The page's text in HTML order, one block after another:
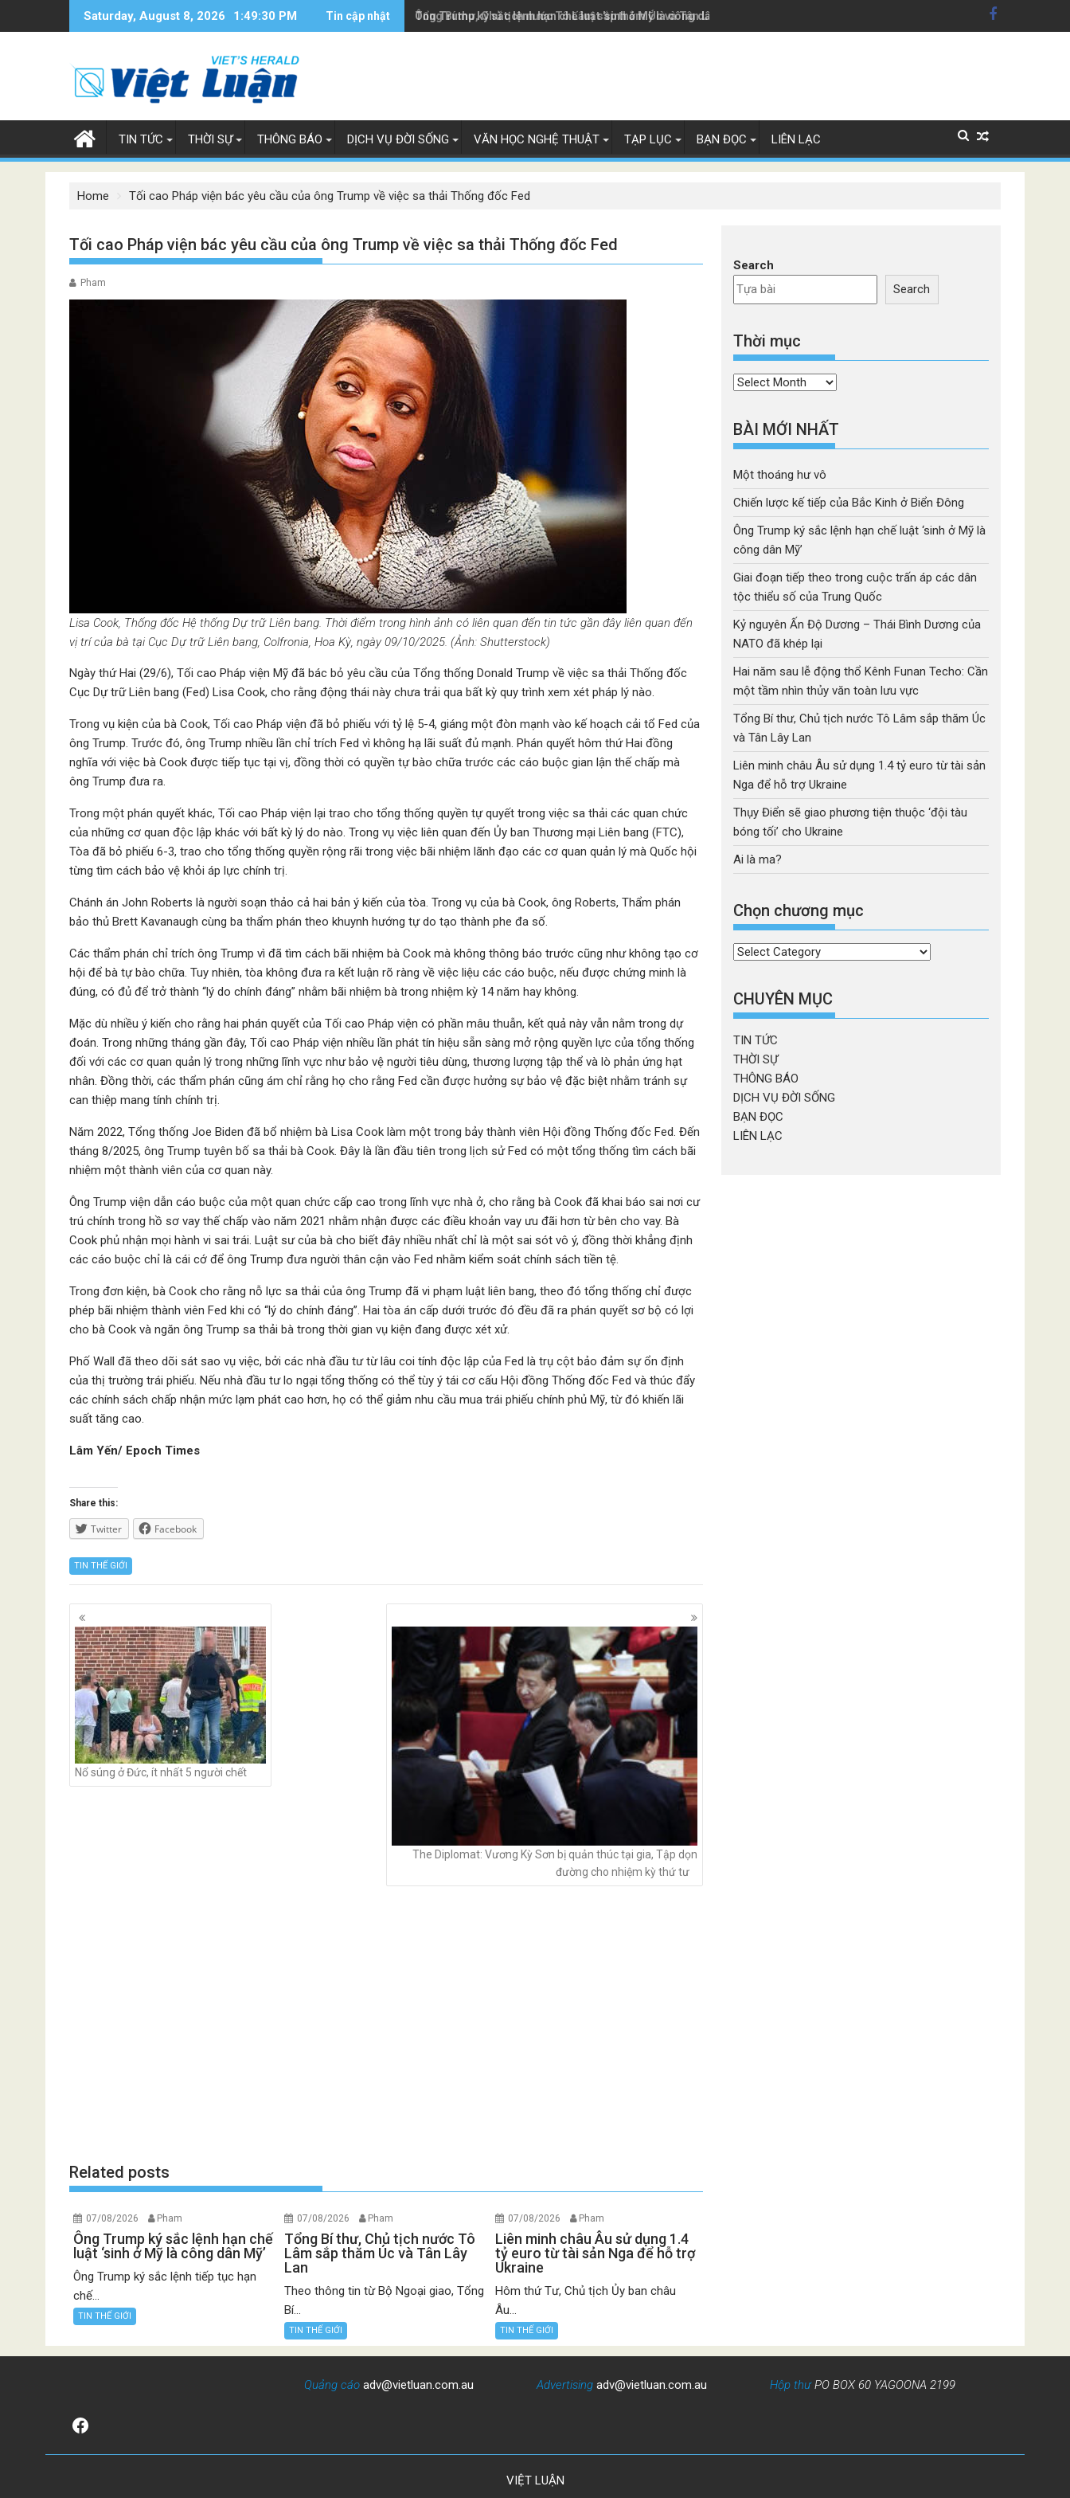
Saturday, August 8, 2026 1:49:31 PM Tin cập nhật Ông Trump ký sắc lệnh hạn chế luật 'sinh ở Mỹ là công dân Mỹ'
Tổng Bí thư, Chủ tịch nước Tô Lâm sắp thăm Úc và Tân Lây Lan
TIN TỨC THỜI SỰ THÔNG BÁO DỊCH VỤ ĐỜI SỐNG VĂN HỌC NGHỆ THUẬT TẠP LỤC BẠN ĐỌC LIÊN LẠC
Home Tối cao Pháp viện bác yêu cầu của ông Trump về việc sa thải Thống đốc Fed
Tối cao Pháp viện bác yêu cầu của ông Trump về việc sa thải Thống đốc Fed
Pham
Lisa Cook, Thống đốc Hệ thống Dự trữ Liên bang. Thời điểm trong hình ảnh có liên quan đến tin tức gần đây liên quan đến
vị trí của bà tại Cục Dự trữ Liên bang, Colfronia, Hoa Kỳ, ngày 09/10/2025. (Ảnh: Shutterstock)
Ngày thứ Hai (29/6), Tối cao Pháp viện Mỹ đã bác bỏ yêu cầu của Tổng thống Donald Trump về việc sa thải Thống đốc
Cục Dự trữ Liên bang (Fed) Lisa Cook, cho rằng động thái này chưa trải qua bất kỳ quy trình xem xét pháp lý nào.
Trong vụ kiện của bà Cook, Tối cao Pháp viện đã bỏ phiếu với tỷ lệ 5-4, giáng một đòn mạnh vào kế hoạch cải tổ Fed của
ông Trump. Trước đó, ông Trump nhiều lần chỉ trích Fed vì không hạ lãi suất đủ mạnh. Phán quyết hôm thứ Hai đồng
nghĩa với việc bà Cook được tiếp tục tại vị, đồng thời có quyền tự bào chữa trước các cáo buộc gian lận thế chấp mà
ông Trump đưa ra.
Trong một phán quyết khác, Tối cao Pháp viện lại trao cho tổng thống quyền tự quyết trong việc sa thải các quan chức
của những cơ quan độc lập khác với bất kỳ lý do nào. Trong vụ việc liên quan đến Ủy ban Thương mại Liên bang (FTC),
Tòa đã bỏ phiếu 6-3, trao cho tổng thống quyền rộng rãi trong việc bãi nhiệm lãnh đạo các cơ quan quản lý mà Quốc hội
từng tìm cách bảo vệ khỏi áp lực chính trị.
Chánh án John Roberts là người soạn thảo cả hai bản ý kiến của tòa. Trong vụ của bà Cook, ông Roberts, Thẩm phán
bảo thủ Brett Kavanaugh cùng ba thẩm phán theo khuynh hướng tự do tạo thành phe đa số.
Các thẩm phán chỉ trích ông Trump vì đã tìm cách bãi nhiệm bà Cook mà không thông báo trước cũng như không tạo cơ
hội để bà tự bào chữa. Tuy nhiên, tòa không đưa ra kết luận rõ ràng về việc liệu các cáo buộc, nếu được chứng minh là
đúng, có đủ để trở thành “lý do chính đáng” nhằm bãi nhiệm bà trong nhiệm kỳ 14 năm hay không.
Mặc dù nhiều ý kiến cho rằng hai phán quyết của Tối cao Pháp viện có phần mâu thuẫn, kết quả này vẫn nằm trong dự
đoán. Trong những tháng gần đây, Tối cao Pháp viện nhiều lần phát tín hiệu sẵn sàng mở rộng quyền lực của tổng thống
đối với các cơ quan quản lý trong những lĩnh vực như bảo vệ người tiêu dùng, thương lượng tập thể và lò phản ứng hạt
nhân. Đồng thời, các thẩm phán cũng ám chỉ rằng họ cho rằng Fed cần được hưởng sự bảo vệ đặc biệt nhằm tránh sự
can thiệp mang tính chính trị.
Năm 2022, Tổng thống Joe Biden đã bổ nhiệm bà Lisa Cook làm một trong bảy thành viên Hội đồng Thống đốc Fed. Đến
tháng 8/2025, ông Trump tuyên bố sa thải bà Cook. Đây là lần đầu tiên trong lịch sử Fed có một tổng thống tìm cách bãi
nhiệm một thành viên của cơ quan này.
Ông Trump viện dẫn cáo buộc của một quan chức cấp cao trong lĩnh vực nhà ở, cho rằng bà Cook đã khai báo sai nơi cư
trú chính trong hồ sơ vay thế chấp vào năm 2021 nhằm nhận được các điều khoản vay ưu đãi hơn từ bên cho vay. Bà
Cook phủ nhận mọi hành vi sai trái. Luật sư của bà cho biết đây nhiều nhất chỉ là một sai sót vô ý, đồng thời khẳng định
các cáo buộc chỉ là cái cớ để ông Trump đưa người thân cận vào Fed nhằm kiểm soát chính sách tiền tệ.
Trong đơn kiện, bà Cook cho rằng nỗ lực sa thải của ông Trump đã vi phạm luật liên bang, theo đó tổng thống chỉ được
phép bãi nhiệm thành viên Fed khi có “lý do chính đáng”. Hai tòa án cấp dưới trước đó đều đã ra phán quyết sơ bộ có lợi
cho bà Cook và ngăn ông Trump sa thải bà trong thời gian vụ kiện đang được xét xử.
Phố Wall đã theo dõi sát sao vụ việc, bởi các nhà đầu tư từ lâu coi tính độc lập của Fed là trụ cột bảo đảm sự ổn định
của thị trường trái phiếu. Nếu nhà đầu tư lo ngại tổng thống có thể tùy ý tái cơ cấu Hội đồng Thống đốc Fed và thúc đẩy
các chính sách chấp nhận mức lạm phát cao hơn, họ có thể giảm nhu cầu mua trái phiếu chính phủ Mỹ, từ đó khiến lãi
suất tăng cao.
Lâm Yến/ Epoch Times
Share this:
Twitter Facebook
TIN THẾ GIỚI
Posts
navigation
Nổ súng ở Đức, ít nhất 5 người chết
The Diplomat: Vương Kỳ Sơn bị quản thúc tại gia, Tập dọn
đường cho nhiệm kỳ thứ tư
Related posts
07/08/2026 Pham
Ông Trump ký sắc lệnh hạn chế
luật ‘sinh ở Mỹ là công dân Mỹ’
Ông Trump ký sắc lệnh tiếp tục hạn
chế...
TIN THẾ GIỚI
07/08/2026 Pham
Tổng Bí thư, Chủ tịch nước Tô
Lâm sắp thăm Úc và Tân Lây
Lan
Theo thông tin từ Bộ Ngoại giao, Tổng
Bí...
TIN THẾ GIỚI
07/08/2026 Pham
Liên minh châu Âu sử dụng 1.4
tỷ euro từ tài sản Nga để hỗ trợ
Ukraine
Hôm thứ Tư, Chủ tịch Ủy ban châu
Âu...
TIN THẾ GIỚI
Search
Search
Thời mục
Thời
BÀI MỚI NHẤT
Một thoáng hư vô
Chiến lược kế tiếp của Bắc Kinh ở Biển Đông
Ông Trump ký sắc lệnh hạn chế luật ‘sinh ở Mỹ là
công dân Mỹ’
Giai đoạn tiếp theo trong cuộc trấn áp các dân
tộc thiểu số của Trung Quốc
Kỷ nguyên Ấn Độ Dương – Thái Bình Dương của
NATO đã khép lại
Hai năm sau lễ động thổ Kênh Funan Techo: Cần
một tầm nhìn thủy văn toàn lưu vực
Tổng Bí thư, Chủ tịch nước Tô Lâm sắp thăm Úc
và Tân Lây Lan
Liên minh châu Âu sử dụng 1.4 tỷ euro từ tài sản
Nga để hỗ trợ Ukraine
Thụy Điển sẽ giao phương tiện thuộc ‘đội tàu
bóng tối’ cho Ukraine
Ai là ma?
Chọn chương mục
Chọn
mục
CHUYÊN MỤC
TIN TỨC
THỜI SỰ
THÔNG BÁO
DỊCH VỤ ĐỜI SỐNG
BẠN ĐỌC
LIÊN LẠC
Quảng cáoadv@vietluan.com.au Advertising adv@vietluan.com.au Hộp thưPO BOX 60 YAGOONA 2199
Facebook
VIỆT LUẬN